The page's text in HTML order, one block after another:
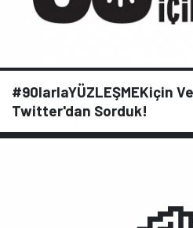
#90larlaYÜZLEŞMEKiçin
Twitter'dan Sorduk!